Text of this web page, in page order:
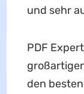
und sehr
PDF
den